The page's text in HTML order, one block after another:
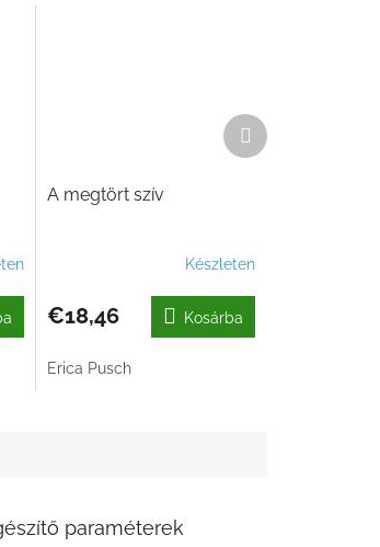
A megtört szív
Készleten
€18,46 Kosárba
Erica Pusch
Következő
termék
paraméterek